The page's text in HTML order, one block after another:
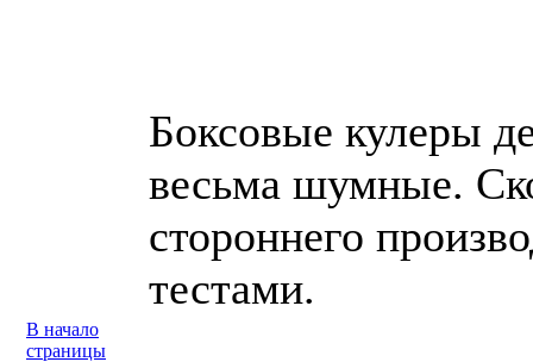
Боксовые кулеры
весьма шумные.
стороннего
тестами.
В начало
страницы